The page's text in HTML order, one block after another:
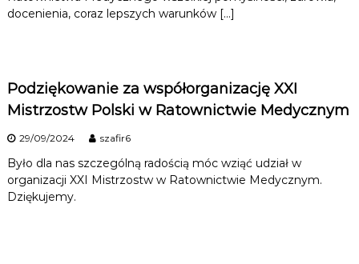
docenienia, coraz lepszych warunków […]
Podziękowanie za współorganizację XXI
Mistrzostw Polski w Ratownictwie Medycznym
29/09/2024 szafir6
Było dla nas szczególną radością móc wziąć udział w
organizacji XXI Mistrzostw w Ratownictwie Medycznym.
Dziękujemy.